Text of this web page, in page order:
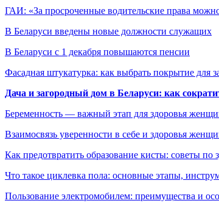
ГАИ: «За просроченные водительские права
В Беларуси введены новые должности служащих
В Беларуси с 1 декабря повышаются пенсии
Фасадная штукатурка: как выбрать покрытие для
Дача и загородный дом в Беларуси: как
Беременность — важный этап для здоровья
Взаимосвязь уверенности в себе и здоровья
Как предотвратить образование кисты: советы по
Что такое циклевка пола: основные этапы,
Пользование электромобилем: преимущества и